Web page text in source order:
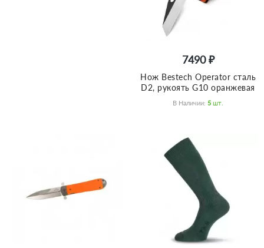
7490 ₽
Нож Bestech Operator сталь
D2, рукоять G10 оранжевая
В Наличии: 5 Шт.